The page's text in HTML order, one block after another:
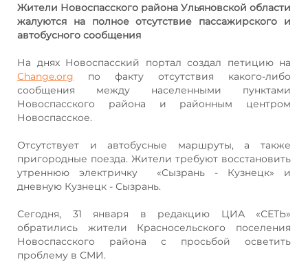
Жители Новоспасского района Ульяновской области
жалуются на полное отсутствие пассажирского и
автобусного сообщения
На днях Новоспасский портал создал петицию на
Change.org по факту отсутствия какого-либо
сообщения между населенными пунктами
Новоспасского района и районным центром
Новоспасское.
Отсутствует и автобусные маршруты, а также
пригородные поезда. Жители требуют восстановить
утреннюю электричку «Сызрань - Кузнецк» и
дневную Кузнецк - Сызрань.
Сегодня, 31 января в редакцию ЦИА «СЕТЬ»
обратились жители Красносельского поселения
Новоспасского района с просьбой осветить
проблему в СМИ.